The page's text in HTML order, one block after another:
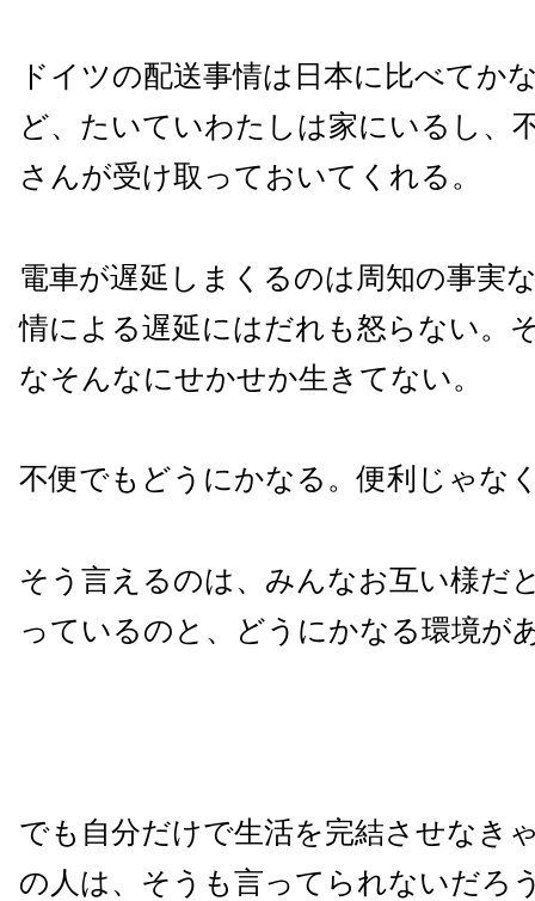
ドイツの配送事情は日本に比べてか
ど、たいていわたしは家にいるし、
さんが受け取っておいてくれる。
電車が遅延しまくるのは周知の事実
情による遅延にはだれも怒らない。
なそんなにせかせか生きてない。
不便でもどうにかなる。便利じゃな
そう言えるのは、みんなお互い様だ
っているのと、どうにかなる環境が
でも自分だけで生活を完結させなき
の人は、そうも言ってられないだろ